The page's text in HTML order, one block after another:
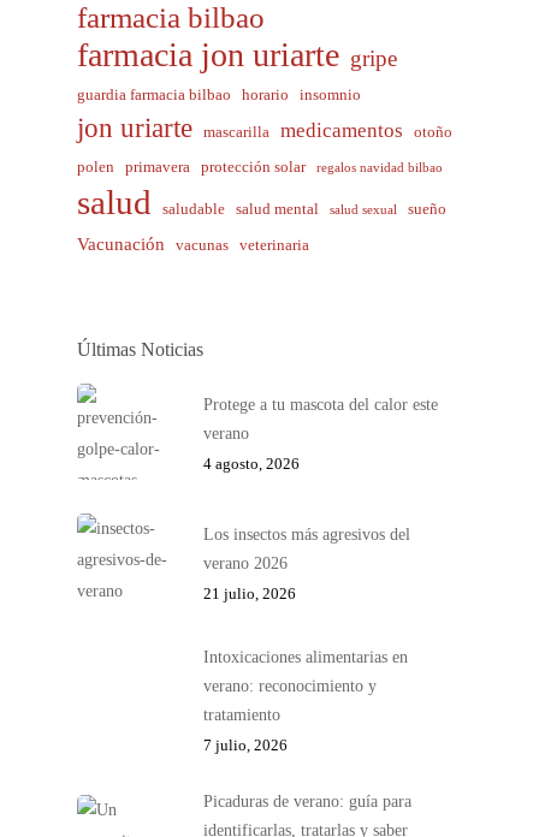
farmacia bilbao
farmacia jon uriarte gripe
guardia farmacia bilbao horario insomnio
jon uriarte mascarilla medicamentos
otoño
polen
primavera protección solar regalos navidad bilbao
salud saludable salud mental salud sexual sueño
Vacunación vacunas veterinaria
Últimas Noticias
Protege a tu mascota del calor este
verano
4 agosto, 2026
Los insectos más agresivos del
verano 2026
21 julio, 2026
Intoxicaciones alimentarias en
verano: reconocimiento y
tratamiento
7 julio, 2026
Picaduras de verano: guía para
identificarlas, tratarlas y saber